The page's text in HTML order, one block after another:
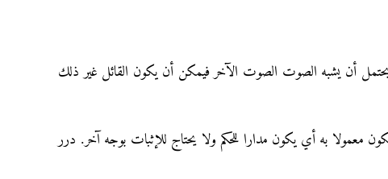
أن يشبه الصوت الصوت الآخر فيمكن أن يكون القائل غير ذلك
معمولا به أي يكون مدارا للحكم ولا يحتاج للإثبات بوجه آخر. درر